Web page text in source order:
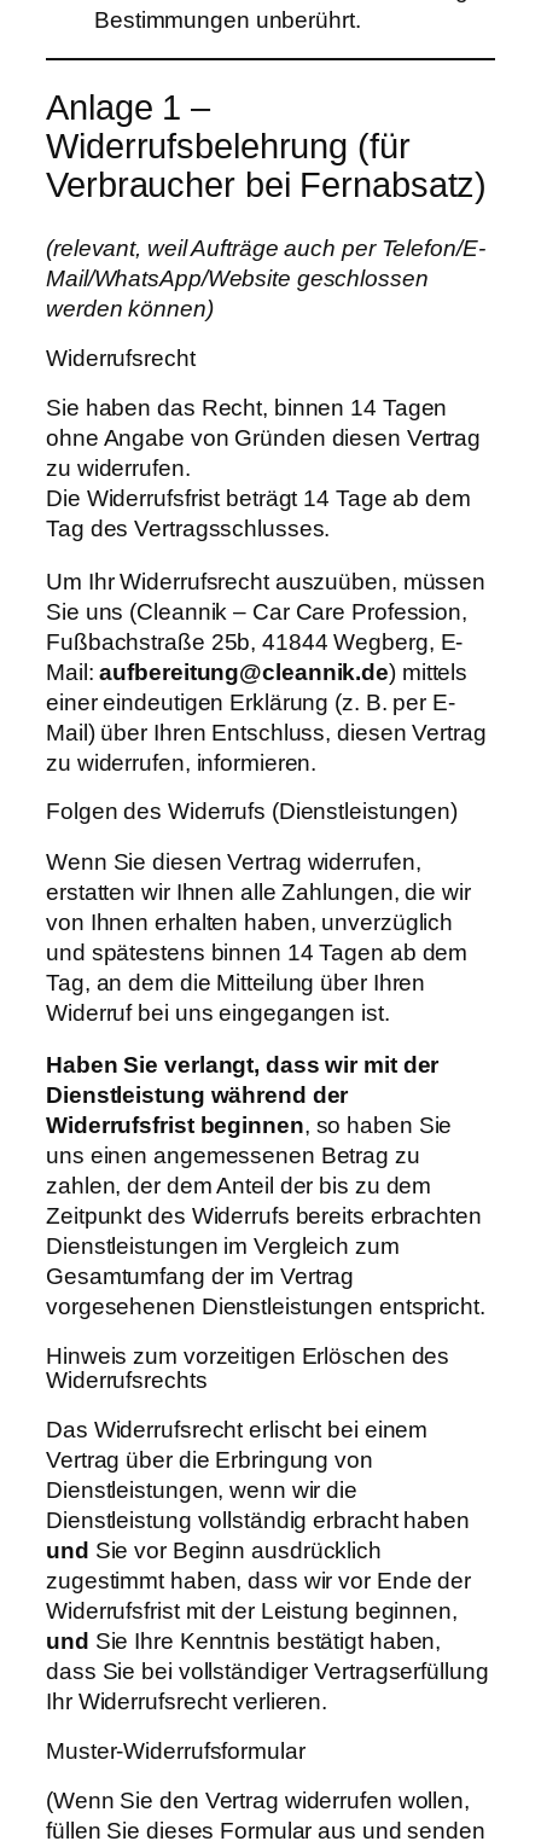
Bestimmungen unberührt.
Anlage 1 –
Widerrufsbelehrung (für
Verbraucher bei Fernabsatz)
(relevant, weil Aufträge auch per Telefon/E-
Mail/WhatsApp/Website geschlossen
werden können)
Widerrufsrecht
Sie haben das Recht, binnen 14 Tagen
ohne Angabe von Gründen diesen Vertrag
zu widerrufen.
Die Widerrufsfrist beträgt 14 Tage ab dem
Tag des Vertragsschlusses.
Um Ihr Widerrufsrecht auszuüben, müssen
Sie uns (Cleannik – Car Care Profession,
Fußbachstraße 25b, 41844 Wegberg, E-
Mail:aufbereitung@cleannik.de) mittels
einer eindeutigen Erklärung (z. B. per E-
Mail) über Ihren Entschluss, diesen Vertrag
zu widerrufen, informieren.
Folgen des Widerrufs (Dienstleistungen)
Wenn Sie diesen Vertrag widerrufen,
erstatten wir Ihnen alle Zahlungen, die wir
von Ihnen erhalten haben, unverzüglich
und spätestens binnen 14 Tagen ab dem
Tag, an dem die Mitteilung über Ihren
Widerruf bei uns eingegangen ist.
Haben Sie verlangt, dass wir mit der
Dienstleistung während der
Widerrufsfrist beginnen, so haben Sie
uns einen angemessenen Betrag zu
zahlen, der dem Anteil der bis zu dem
Zeitpunkt des Widerrufs bereits erbrachten
Dienstleistungen im Vergleich zum
Gesamtumfang der im Vertrag
vorgesehenen Dienstleistungen entspricht.
Hinweis zum vorzeitigen Erlöschen des
Widerrufsrechts
Das Widerrufsrecht erlischt bei einem
Vertrag über die Erbringung von
Dienstleistungen, wenn wir die
Dienstleistung vollständig erbracht haben
und Sie vor Beginn ausdrücklich
zugestimmt haben, dass wir vor Ende der
Widerrufsfrist mit der Leistung beginnen,
und Sie Ihre Kenntnis bestätigt haben,
dass Sie bei vollständiger Vertragserfüllung
Ihr Widerrufsrecht verlieren.
Muster-Widerrufsformular
(Wenn Sie den Vertrag widerrufen wollen,
füllen Sie dieses Formular aus und senden